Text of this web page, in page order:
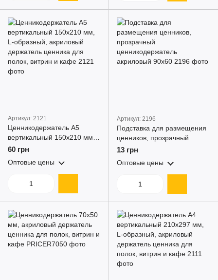
Артикул: 2121
Ценникодержатель А5
вертикальный 150x210 мм,
L-образный, акриловый
полок, витрин и кафе
60 грн
Оптовые цены
Артикул: 2196
Подставка для размещения
ценников, прозрачный
ценникодержатель
13 грн
Оптовые цены